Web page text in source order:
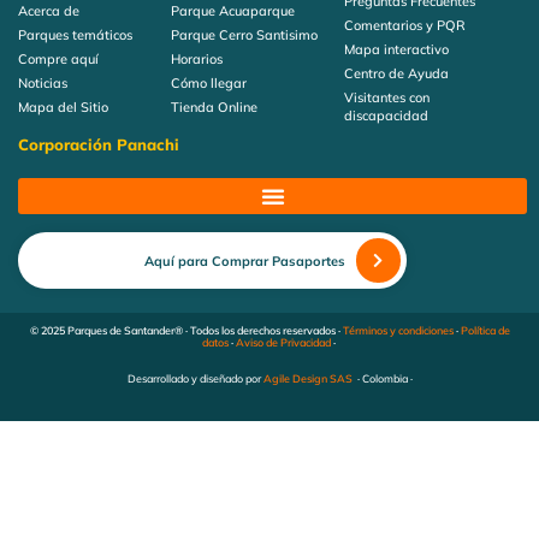
Acerca de
Parques temáticos
Compre aquí
Noticias
Mapa del Sitio
Parque Acuaparque
Parque Cerro Santisimo
Horarios
Cómo llegar
Tienda Online
Comentarios y PQR
Mapa interactivo
Centro de Ayuda
Visitantes con
discapacidad
Corporación Panachi
Aquí para Comprar Pasaportes
© 2025 Parques de Santander® · Todos los derechos reservados ·Términos y condiciones·Política de
datos·Aviso de Privacidad·
Desarrollado y diseñado porAgile Design SAS· Colombia ·